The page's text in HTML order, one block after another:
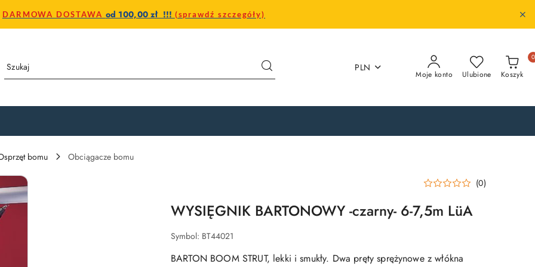
DARMOWA DOSTAWA od 100,00 zł !!! (sprawdź szczegóły)
PLN
Moje konto Ulubione Koszyk
0
bomu Obciągacze bomu
(0)
WYSIĘGNIK BARTONOWY -czarny- 6-7,5m LüA
Symbol: BT44021
BARTON BOOM STRUT, lekki i smukły. Dwa pręty sprężynowe z włókna